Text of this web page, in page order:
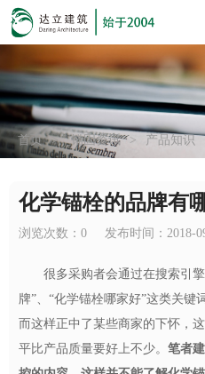
首页 > 锚固资讯 > 产品知识
化学锚栓的品牌有
浏览次数： 0 发布时间：2018-
很多采购者会通过在搜索引
牌”、“化学锚栓哪家好”这类关键
而这样正中了某些商家的下怀，
平比产品质量要好上不少。 笔者